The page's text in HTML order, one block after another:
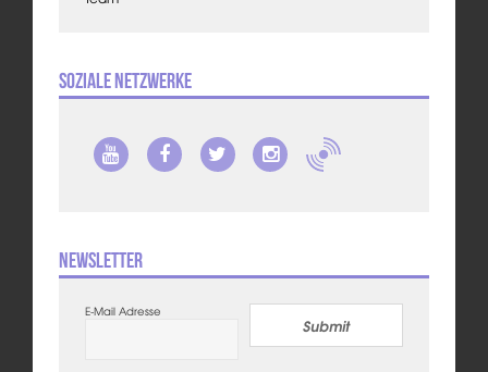
Soziale Netzwerke
Newsletter
E-Mail Adresse
Submit